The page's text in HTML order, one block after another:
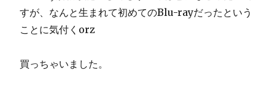
すが、なんと生まれて初めてのBlu-rayだったという
ことに気付くorz
買っちゃいました。